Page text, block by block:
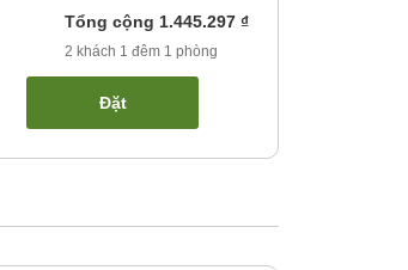
Tổng cộng 1.445.297 ₫
2 khách 1 đêm 1 phòng
Đặt